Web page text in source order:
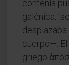
contenía
galénica,
desplazaba
cuerpo—.
griego